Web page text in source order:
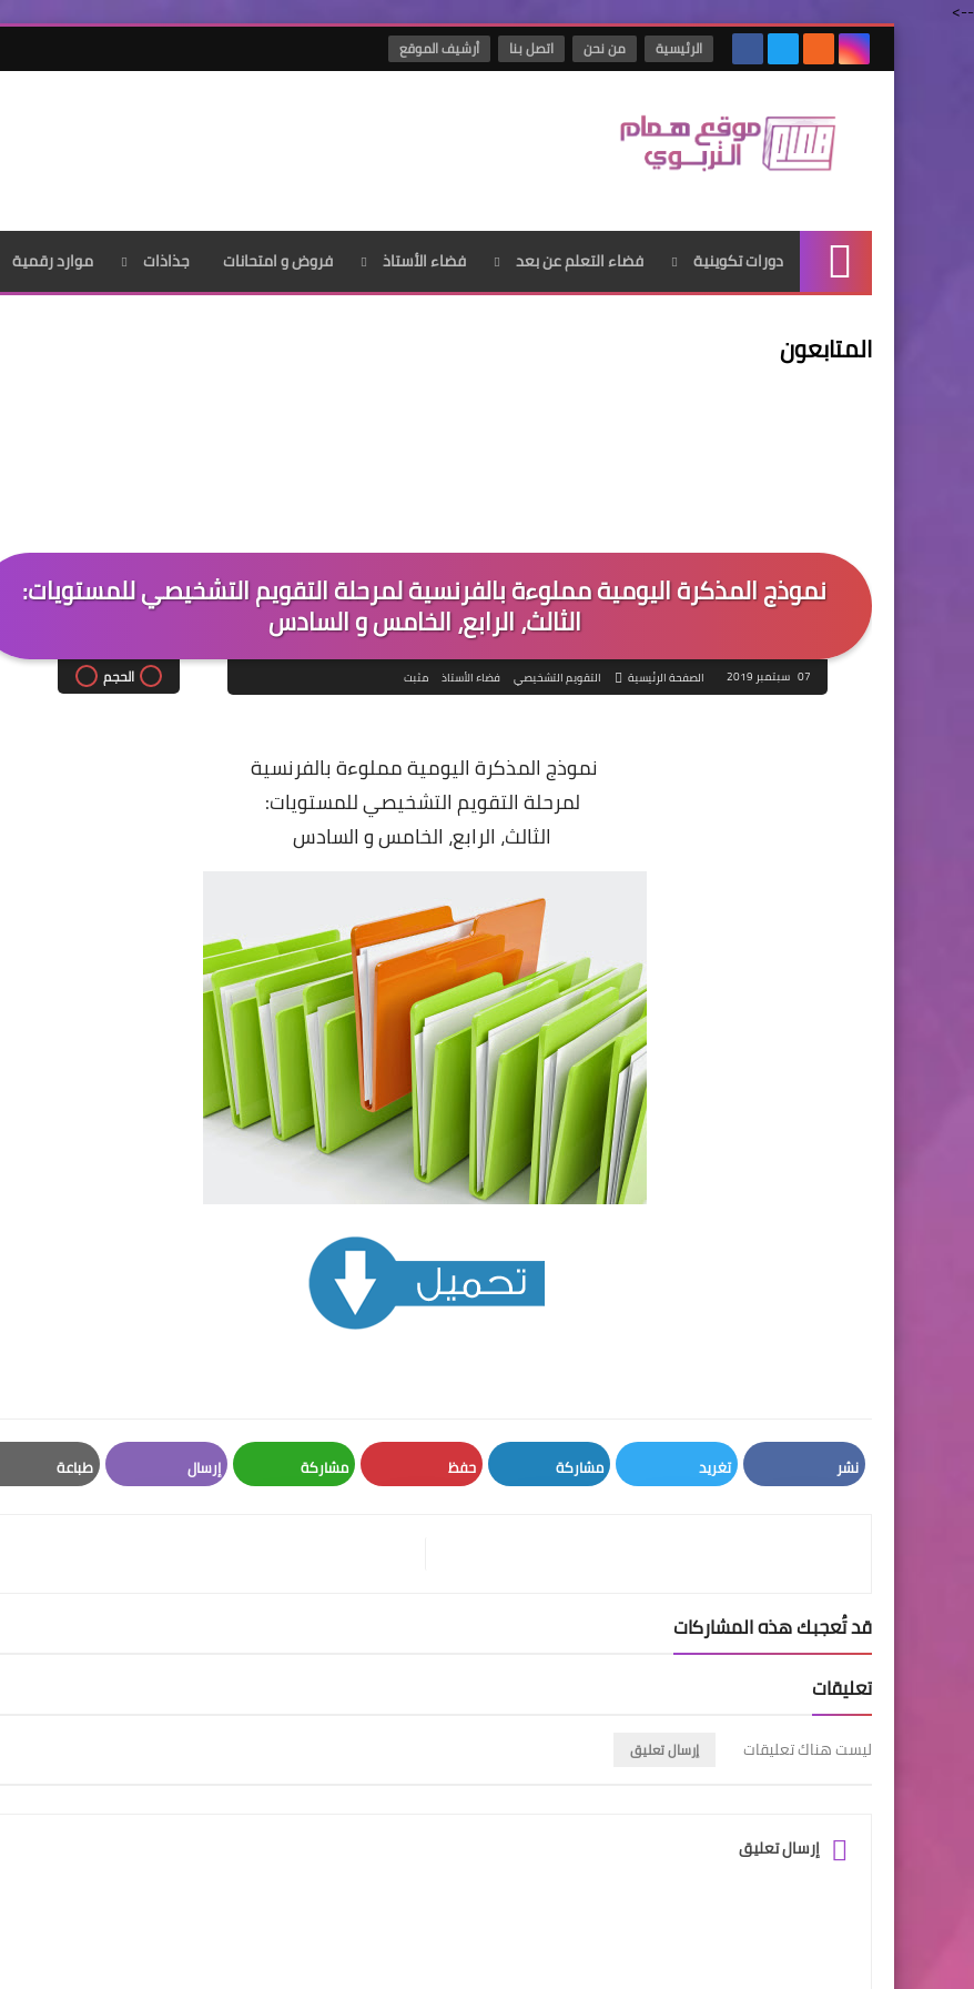
-->
الرئيسية من نحن اتصل بنا أرشيف الموقع
الرئيسية
دورات تكوينية فضاء التعلم عن بعد فضاء الأستاذ فروض و امتحانات جذاذات موارد رقمية
المتابعون
نموذج المذكرة اليومية مملوءة بالفرنسية لمرحلة التقويم التشخيصي للمستويات:
الثالث، الرابع، الخامس و السادس
07 سبتمبر 2019 الصفحة الرئيسية التقويم التشخيصي فضاء الأستاذ مثبت الحجم
نموذج المذكرة اليومية مملوءة بالفرنسية
لمرحلة التقويم التشخيصي للمستويات:
الثالث، الرابع، الخامس و السادس
نشر تغريد مشاركة حفظ مشاركة إرسال طباعة
قد تُعجبك هذه المشاركات
تعليقات
ليست هناك تعليقات إرسال تعليق
إرسال تعليق